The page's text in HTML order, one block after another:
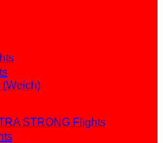
(Weich)
STRONG Flights